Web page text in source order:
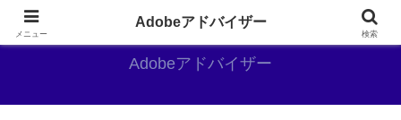
Adobe好きのAdobe推しブログ
Adobeアドバイザー
メニュー
Adobeアドバイザー
検索